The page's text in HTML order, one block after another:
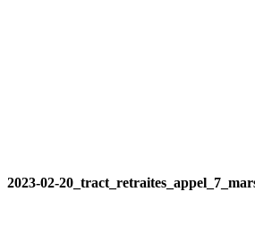
2023-02-